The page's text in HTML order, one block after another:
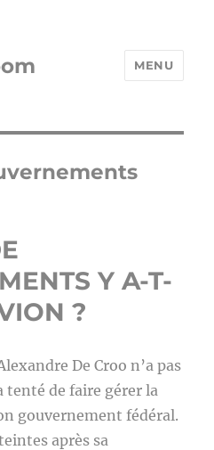
MENU
Y A-T-
?
De Croo n’a pas
tenté de faire gérer la
gouvernement fédéral.
après sa